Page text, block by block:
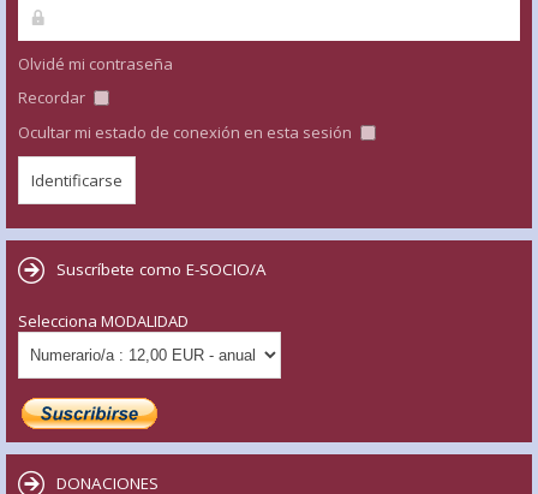
Olvidé mi contraseña
Recordar
Ocultar mi estado de conexión en esta sesión
Suscríbete como E-SOCIO/A
Selecciona MODALIDAD
DONACIONES